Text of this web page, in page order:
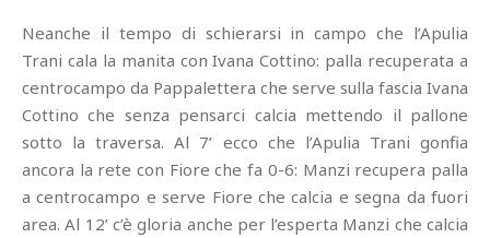
Neanche il tempo di schierarsi in campo che l’Apulia
Trani cala la manita con Ivana Cottino: palla recuperata a
centrocampo da Pappalettera che serve sulla fascia Ivana
Cottino che senza pensarci calcia mettendo il pallone
sotto la traversa. Al 7’ ecco che l’Apulia Trani gonfia
ancora la rete con Fiore che fa 0-6: Manzi recupera palla
a centrocampo e serve Fiore che calcia e segna da fuori
area. Al 12’ c’è gloria anche per l’esperta Manzi che calcia